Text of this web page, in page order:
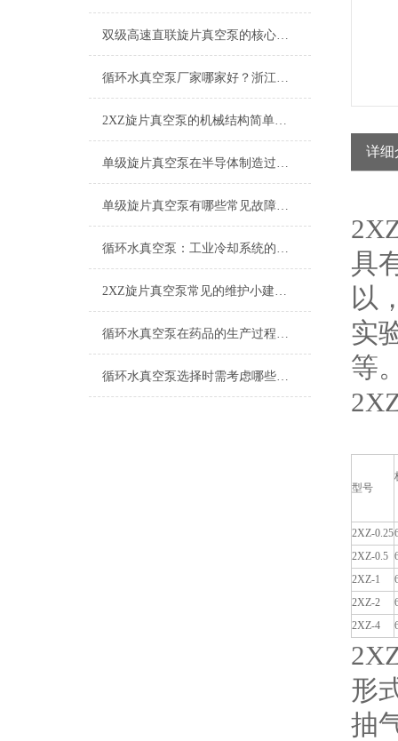
2026-07-23 双级高速直联旋片真空泵的核心工作特性与性能优势
2026-06-26 循环水真空泵厂家哪家好？浙江台州求精真空泵有限公司值得信赖
2026-05-15 2XZ旋片真空泵的机械结构简单，便于维护和操作
2026-01-30 单级旋片真空泵在半导体制造过程中的作用
2025-07-01 单级旋片真空泵有哪些常见故障和解决方法吗？
2025-06-26 循环水真空泵：工业冷却系统的核心设备
2025-06-19 2XZ旋片真空泵常见的维护小建议分享
2025-06-06 循环水真空泵在药品的生产过程中的应用
2025-05-30 循环水真空泵选择时需考虑哪些事项？
详细
具
以
实
等
型号
2XZ-0.25
2XZ-0.5
2XZ-1
2XZ-2
2XZ-4
形
抽